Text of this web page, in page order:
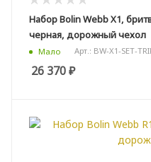
Набор Bolin Webb X1,
черная, дорожный чехол
Мало Арт.: BW-X1-SET-
26 370₽